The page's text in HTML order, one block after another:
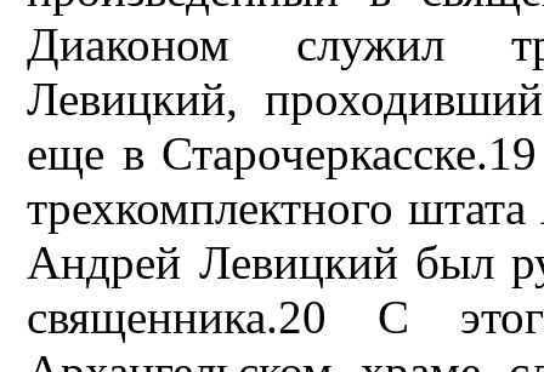
Диаконом служил
Левицкий,
еще в
трехкомплектного
Андрей Левицкий был
священника.20 С